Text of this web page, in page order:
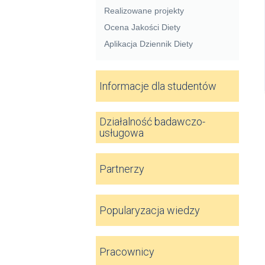
Realizowane projekty
Ocena Jakości Diety
Aplikacja Dziennik Diety
Informacje dla studentów
Działalność badawczo-
usługowa
Partnerzy
Popularyzacja wiedzy
Pracownicy